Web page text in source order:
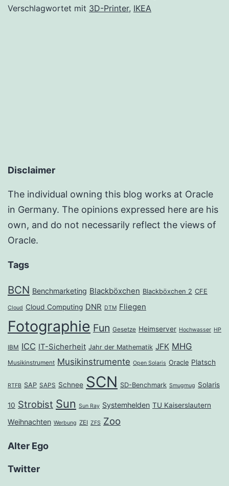
für
Verschlagwortet mit 3D-Printer, IKEA
Disclaimer
The individual owning this blog works at Oracle
in Germany. The opinions expressed here are his
own, and do not necessarily reflect the views of
Oracle.
Tags
BCN Benchmarketing Blackböxchen Blackböxchen 2 CFE
Cloud Cloud Computing DNR DTM Fliegen
Fotographie Fun Gesetze Heimserver Hochwasser HP
IBM ICC IT-Sicherheit Jahr der Mathematik JFK MHG
Musikinstrument Musikinstrumente Open Solaris Oracle Platsch
RTFB SAP SAPS Schnee SCN SD-Benchmark Smugmug Solaris
10 Strobist Sun Sun Ray Systemhelden TU Kaiserslautern
Weihnachten Werbung ZEI ZFS Zoo
Alter Ego
Twitter